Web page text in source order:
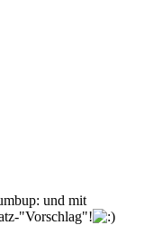
und mit
"Vorschlag"!